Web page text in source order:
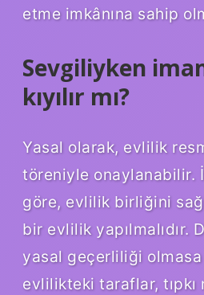
etme imkânına sahip
Sevgiliyken
kıyılır mı?
Yasal olarak, evlilik
töreniyle onaylanabilir.
göre, evlilik birliğini
bir evlilik yapılmalıdır.
yasal geçerliliği
evlilikteki taraflar, tıpkı